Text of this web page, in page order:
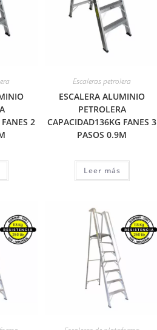
2
Escaleras petrolera
ESCALERA ALUMINIO
PETROLERA
CAPACIDAD136KG FANES 3
PASOS 0.9M
Leer más